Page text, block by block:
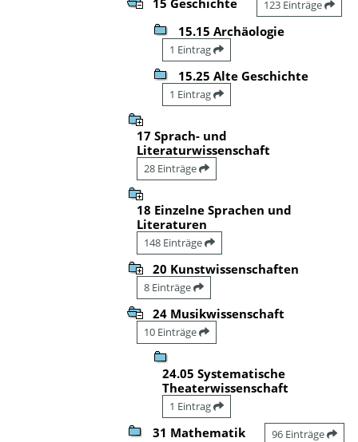
123 Einträge
15.15 Archäologie
1 Eintrag
15.25 Alte Geschichte
1 Eintrag
17 Sprach- und
Literaturwissenschaft
28 Einträge
18 Einzelne Sprachen und
Literaturen
148 Einträge
20 Kunstwissenschaften
8 Einträge
24 Musikwissenschaft
10 Einträge
24.05 Systematische
Theaterwissenschaft
1 Eintrag
31 Mathematik 96 Einträge